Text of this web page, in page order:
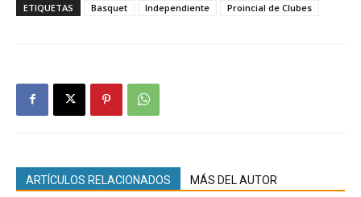
ETIQUETAS Basquet Independiente Proincial de Clubes
ARTÍCULOS RELACIONADOS MÁS DEL AUTOR